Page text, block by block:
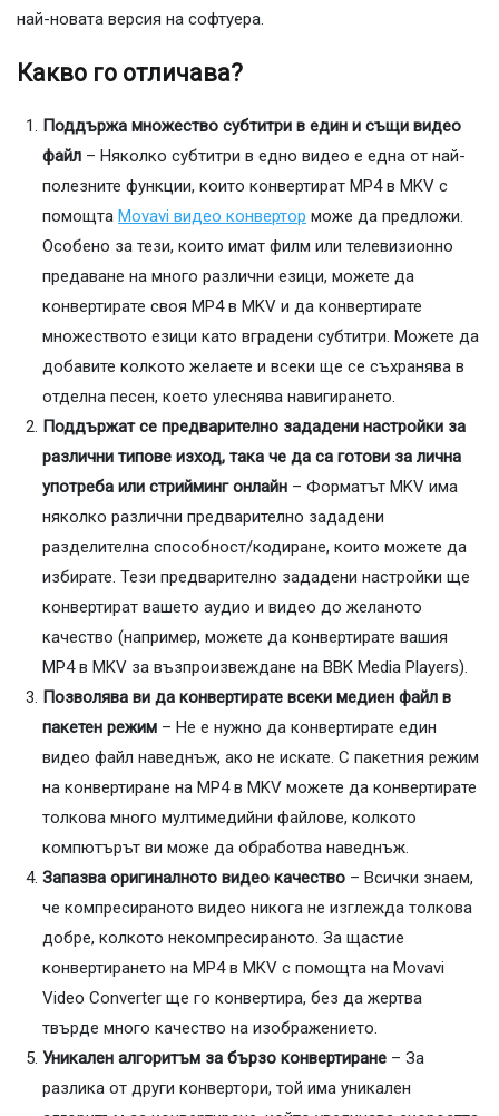
най-новата версия на софтуера.
Какво го отличава?
Поддържа множество субтитри в един и същи видео
файл – Няколко субтитри в едно видео е една от най-
полезните функции, които конвертират MP4 в MKV с
помощтаMovavi видео конвертор може да предложи.
Особено за тези, които имат филм или телевизионно
предаване на много различни езици, можете да
конвертирате своя MP4 в MKV и да конвертирате
множеството езици като вградени субтитри. Можете да
добавите колкото желаете и всеки ще се съхранява в
отделна песен, което улеснява навигирането.
Поддържат се предварително зададени настройки за
различни типове изход, така че да са готови за лична
употреба или стрийминг онлайн – Форматът MKV има
няколко различни предварително зададени
разделителна способност/кодиране, които можете да
избирате. Тези предварително зададени настройки ще
конвертират вашето аудио и видео до желаното
качество (например, можете да конвертирате вашия
MP4 в MKV за възпроизвеждане на BBK Media Players).
Позволява ви да конвертирате всеки медиен файл в
пакетен режим – Не е нужно да конвертирате един
видео файл наведнъж, ако не искате. С пакетния режим
на конвертиране на MP4 в MKV можете да конвертирате
толкова много мултимедийни файлове, колкото
компютърът ви може да обработва наведнъж.
Запазва оригиналното видео качество – Всички знаем,
че компресираното видео никога не изглежда толкова
добре, колкото некомпресираното. За щастие
конвертирането на MP4 в MKV с помощта на Movavi
Video Converter ще го конвертира, без да жертва
твърде много качество на изображението.
Уникален алгоритъм за бързо конвертиране – За
разлика от други конвертори, той има уникален